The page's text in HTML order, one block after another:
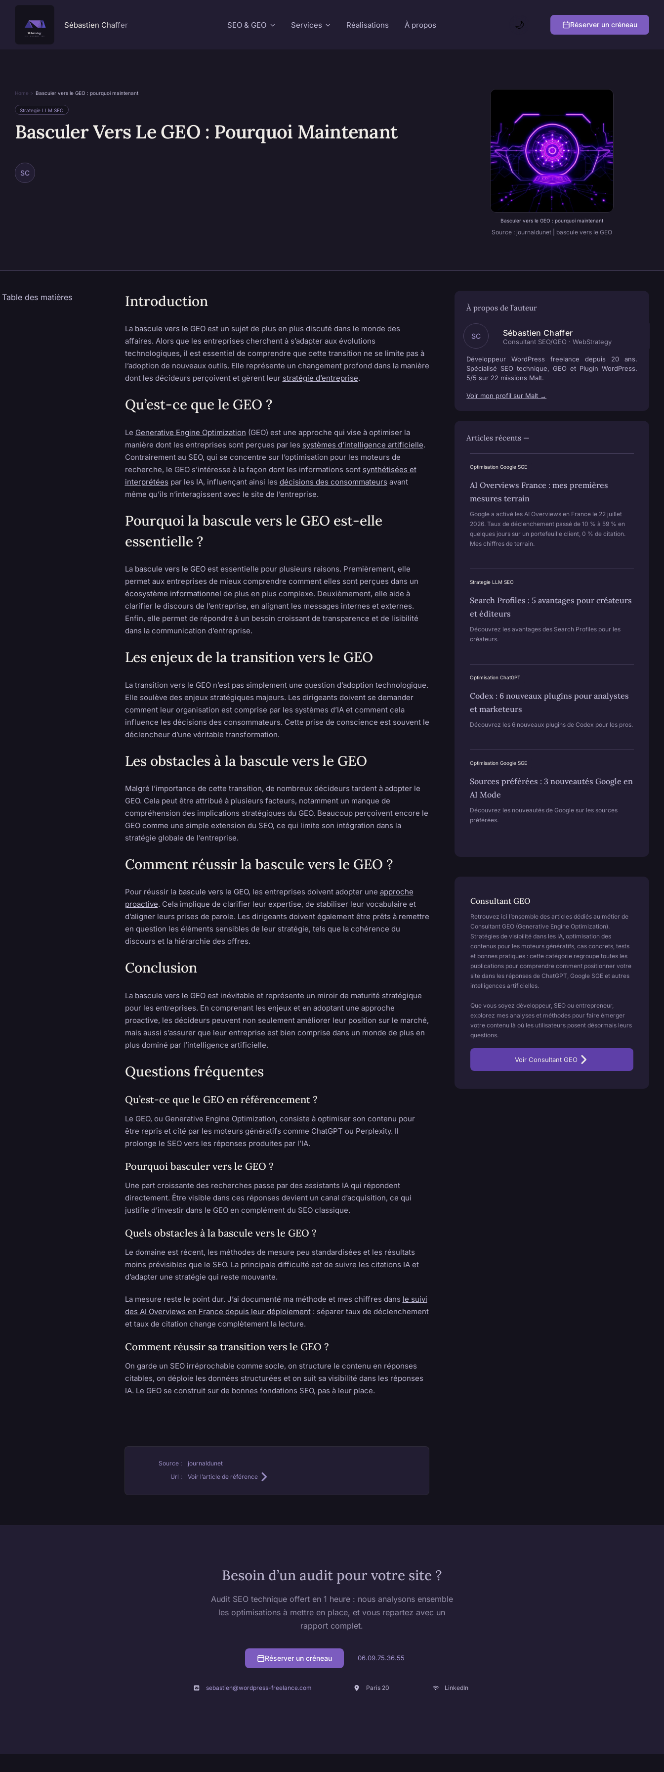
contenu
Sébastien Chaffer SEO & GEO Services Réalisations À propos 🌙 Réserver un créneau
Home Basculer vers le GEO : pourquoi maintenant
Strategie LLM SEO
Basculer Vers Le GEO : Pourquoi Maintenant
SC
Basculer vers le GEO : pourquoi maintenant
Source : journaldunet | bascule vers le GEO
Table des matières Introduction
La bascule vers le GEOest un sujet de plus en plus discuté dans le monde des
affaires. Alors que les entreprises cherchent à s’adapter aux évolutions
technologiques, il est essentiel de comprendre que cette transition ne se limite pas à
l’adoption de nouveaux outils. Elle représente un changement profond dans la manière
dont les décideurs perçoivent et gèrent leur stratégie d’entreprise.
Qu’est-ce que le GEO ?
Le Generative Engine Optimization (GEO) est une approche qui vise à optimiser la
manière dont les entreprises sont perçues par les systèmes d’intelligence artificielle.
Contrairement au SEO, qui se concentre sur l’optimisation pour les moteurs de
recherche, le GEO s’intéresse à la façon dont les informations sont synthétisées et
interprétées par les IA, influençant ainsi les décisions des consommateurs avant
même qu’ils n’interagissent avec le site de l’entreprise.
Pourquoi la bascule vers le GEO est-elle
essentielle ?
La bascule vers le GEOest essentielle pour plusieurs raisons. Premièrement, elle
permet aux entreprises de mieux comprendre comment elles sont perçues dans un
écosystème informationnel de plus en plus complexe. Deuxièmement, elle aide à
clarifier le discours de l’entreprise, en alignant les messages internes et externes.
Enfin, elle permet de répondre à un besoin croissant de transparence et de lisibilité
dans la communication d’entreprise.
Les enjeux de la transition vers le GEO
La transition vers le GEO n’est pas simplement une question d’adoption technologique.
Elle soulève des enjeux stratégiques majeurs. Les dirigeants doivent se demander
comment leur organisation est comprise par les systèmes d’IA et comment cela
influence les décisions des consommateurs. Cette prise de conscience est souvent le
déclencheur d’une véritable transformation.
Les obstacles à la bascule vers le GEO
Malgré l’importance de cette transition, de nombreux décideurs tardent à adopter le
GEO. Cela peut être attribué à plusieurs facteurs, notamment un manque de
compréhension des implications stratégiques du GEO. Beaucoup perçoivent encore le
GEO comme une simple extension du SEO, ce qui limite son intégration dans la
stratégie globale de l’entreprise.
Comment réussir la bascule vers le GEO ?
Pour réussir la bascule vers le GEO, les entreprises doivent adopter une approche
proactive. Cela implique de clarifier leur expertise, de stabiliser leur vocabulaire et
d’aligner leurs prises de parole. Les dirigeants doivent également être prêts à remettre
en question les éléments sensibles de leur stratégie, tels que la cohérence du
discours et la hiérarchie des offres.
Conclusion
La bascule vers le GEOest inévitable et représente un miroir de maturité stratégique
pour les entreprises. En comprenant les enjeux et en adoptant une approche
proactive, les décideurs peuvent non seulement améliorer leur position sur le marché,
mais aussi s’assurer que leur entreprise est bien comprise dans un monde de plus en
plus dominé par l’intelligence artificielle.
Questions fréquentes
Qu’est-ce que le GEO en référencement ?
Le GEO, ou Generative Engine Optimization, consiste à optimiser son contenu pour
être repris et cité par les moteurs génératifs comme ChatGPT ou Perplexity. Il
prolonge le SEO vers les réponses produites par l’IA.
Pourquoi basculer vers le GEO ?
Une part croissante des recherches passe par des assistants IA qui répondent
directement. Être visible dans ces réponses devient un canal d’acquisition, ce qui
justifie d’investir dans le GEO en complément du SEO classique.
Quels obstacles à la bascule vers le GEO ?
Le domaine est récent, les méthodes de mesure peu standardisées et les résultats
moins prévisibles que le SEO. La principale difficulté est de suivre les citations IA et
d’adapter une stratégie qui reste mouvante.
La mesure reste le point dur. J’ai documenté ma méthode et mes chiffres dans le suivi
des AI Overviews en France depuis leur déploiement: séparer taux de déclenchement
et taux de citation change complètement la lecture.
Comment réussir sa transition vers le GEO ?
On garde un SEO irréprochable comme socle, on structure le contenu en réponses
citables, on déploie les données structurées et on suit sa visibilité dans les réponses
IA. Le GEO se construit sur de bonnes fondations SEO, pas à leur place.
Source :
Url :
journaldunet
Voir l’article de référence
À propos de l’auteur
SC Sébastien Chaffer
Consultant SEO/GEO · WebStrategy
Développeur WordPress freelance depuis 20 ans.
Spécialisé SEO technique, GEO et Plugin WordPress.
5/5 sur 22 missions Malt.
Voir mon profil sur Malt →
Articles récents —
Optimisation Google SGE
AI Overviews France : mes premières
mesures terrain
Google a activé les AI Overviews en France le 22 juillet
2026. Taux de déclenchement passé de 10 % à 59 % en
quelques jours sur un portefeuille client, 0 % de citation.
Mes chiffres de terrain.
Strategie LLM SEO
Search Profiles : 5 avantages pour créateurs
et éditeurs
Découvrez les avantages des Search Profiles pour les
créateurs.
Optimisation ChatGPT
Codex : 6 nouveaux plugins pour analystes
et marketeurs
Découvrez les 6 nouveaux plugins de Codex pour les pros.
Optimisation Google SGE
Sources préférées : 3 nouveautés Google en
AI Mode
Découvrez les nouveautés de Google sur les sources
préférées.
Consultant GEO
Retrouvez ici l’ensemble des articles dédiés au métier de
Consultant GEO (Generative Engine Optimization).
Stratégies de visibilité dans les IA, optimisation des
contenus pour les moteurs génératifs, cas concrets, tests
et bonnes pratiques : cette catégorie regroupe toutes les
publications pour comprendre comment positionner votre
site dans les réponses de ChatGPT, Google SGE et autres
intelligences artificielles.
Que vous soyez développeur, SEO ou entrepreneur,
explorez mes analyses et méthodes pour faire émerger
votre contenu là où les utilisateurs posent désormais leurs
questions.
Voir Consultant GEO
Besoin d’un audit pour votre site ?
Audit SEO technique offert en 1 heure : nous analysons ensemble
les optimisations à mettre en place, et vous repartez avec un
rapport complet.
Réserver un créneau 06.09.75.36.55
sebastien@wordpress-freelance.com Paris 20 LinkedIn